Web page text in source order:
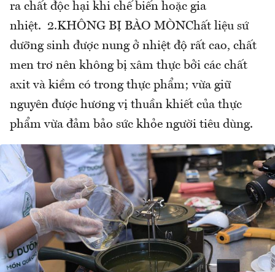
ra chất độc hại khi chế biến hoặc gia
nhiệt. 2.KHÔNG BỊ BÀO MÒNChất liệu sứ
dưỡng sinh được nung ở nhiệt độ rất cao, chất
men trơ nên không bị xâm thực bởi các chất
axit và kiềm có trong thực phẩm; vừa giữ
nguyên được hương vị thuần khiết của thực
phẩm vừa đảm bảo sức khỏe người tiêu dùng.